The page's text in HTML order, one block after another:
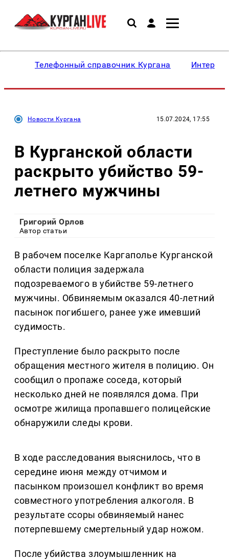
Телефонный справочник Кургана
Новости Кургана 15.07.2024, 17:55
В Курганской области
раскрыто убийство 59-
летнего мужчины
Григорий Орлов
Автор статьи
В рабочем поселке Каргаполье Курганской
области полиция задержала
подозреваемого в убийстве 59-летнего
мужчины. Обвиняемым оказался 40-летний
пасынок погибшего, ранее уже имевший
судимость.
Преступление было раскрыто после
обращения местного жителя в полицию. Он
сообщил о пропаже соседа, который
несколько дней не появлялся дома. При
осмотре жилища пропавшего полицейские
обнаружили следы крови.
В ходе расследования выяснилось, что в
середине июня между отчимом и
пасынком произошел конфликт во время
совместного употребления алкоголя. В
результате ссоры обвиняемый нанес
потерпевшему смертельный удар ножом.
После убийства злоумышленник на